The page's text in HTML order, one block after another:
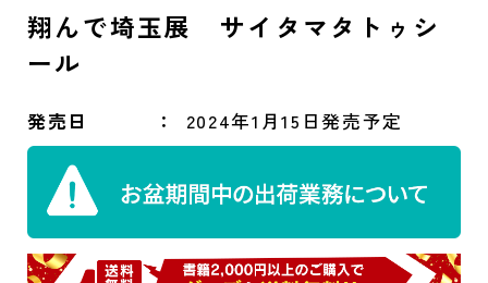
翔んで埼玉展 サイタマタトゥシ
ール
発売日 2024年1月15日発売予定